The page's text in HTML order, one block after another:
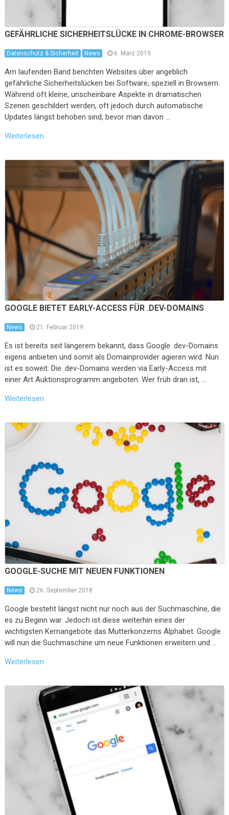
GEFÄHRLICHE SICHERHEITSLÜCKE IN CHROME-BROWSER
Datenschutz & Sicherheit News 6. März 2019
Am laufenden Band berichten Websites über angeblich
gefährliche Sicherheitslücken bei Software, speziell in Browsern.
Während oft kleine, unscheinbare Aspekte in dramatischen
Szenen geschildert werden, oft jedoch durch automatische
Updates längst behoben sind, bevor man davon …
Weiterlesen
GOOGLE BIETET EARLY-ACCESS FÜR .DEV-DOMAINS
News 21. Februar 2019
Es ist bereits seit längerem bekannt, dass Google .dev-Domains
eigens anbieten und somit als Domainprovider agieren wird. Nun
ist es soweit: Die .dev-Domains werden via Early-Access mit
einer Art Auktionsprogramm angeboten. Wer früh dran ist, …
Weiterlesen
GOOGLE-SUCHE MIT NEUEN FUNKTIONEN
News 26. September 2018
Google besteht längst nicht nur noch aus der Suchmaschine, die
es zu Beginn war. Jedoch ist diese weiterhin eines der
wichtigsten Kernangebote das Mutterkonzerns Alphabet. Google
will nun die Suchmaschine um neue Funktionen erweitern und …
Weiterlesen